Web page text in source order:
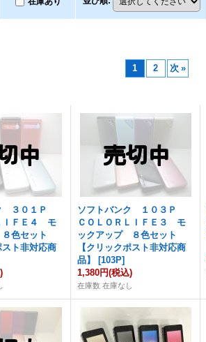
1 2 次 »
３０１Ｐ
ＩＦＥ４ モ
色セット
スト非対応商
ソフトバンク １０３Ｐ
ＣＯＬＯＲＬＩＦＥ３ モ
ックアップ ８色セット
【クリックポスト非対応商
品】
[103P]
1,380円(税込)
在庫数 在庫なし